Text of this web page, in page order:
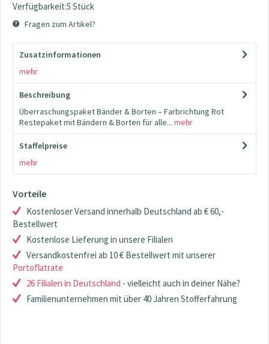
Verfügbarkeit:5 Stück
Fragen zum Artikel?
Zusatzinformationen
mehr
Beschreibung
Überraschungspaket Bänder & Borten – Farbrichtung Rot
Restepaket mit Bändern & Borten für alle... mehr
Staffelpreise
mehr
Vorteile
Kostenloser Versand innerhalb Deutschland ab € 60,-
Bestellwert
Kostenlose Lieferung in unsere Filialen
Versandkostenfrei ab 10 € Bestellwert mit unserer
Portoflatrate
26 Filialen in Deutschland - vielleicht auch in deiner Nähe?
Familienunternehmen mit über 40 Jahren Stofferfahrung